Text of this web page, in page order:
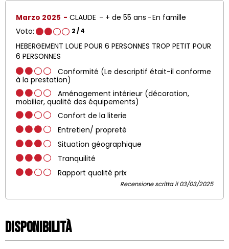
Marzo 2025 CLAUDE + de 55 ans
En famille
Voto:
2/ 4
HEBERGEMENT LOUE POUR 6 PERSONNES TROP PETIT POUR
6 PERSONNES
Conformité (Le descriptif était-il conforme
à la prestation)
Aménagement intérieur (décoration,
mobilier, qualité des équipements)
Confort de la literie
Entretien/ propreté
Situation géographique
Tranquilité
Rapport qualité prix
Recensione scritta il 03/03/2025
Disponibilità